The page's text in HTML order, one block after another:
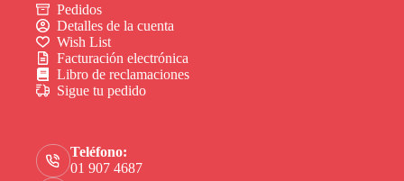
Pedidos
Detalles de la cuenta
Wish List
Facturación electrónica
Libro de reclamaciones
Sigue tu pedido
Teléfono:
01 907 4687